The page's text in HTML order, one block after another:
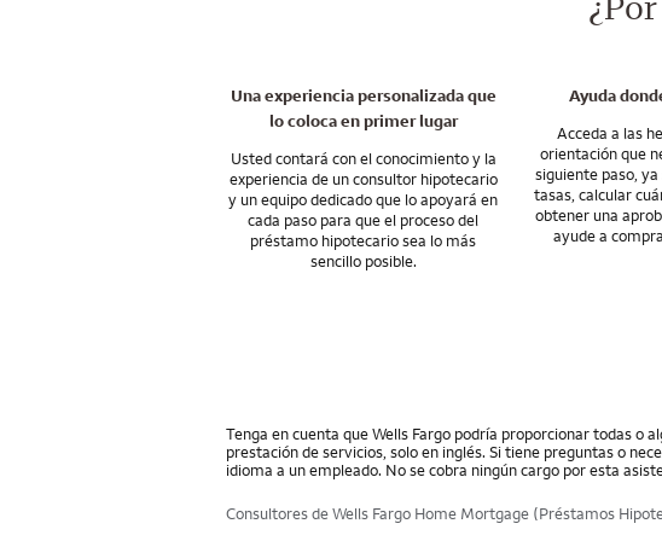
nacional que le ayudará a
Una experiencia personalizada que
lo coloca en primer lugar
Usted contará con el conocimiento y la
experiencia de un consultor hipotecario
y un equipo dedicado que lo apoyará en
cada paso para que el proceso del
préstamo hipotecario sea lo más
sencillo posible.
Ayuda
Acceda a las
orientación que
siguiente paso,
tasas, calcular
obtener una
ayude a
Tenga en cuenta que Wells Fargo podría proporcionar todas o
prestación de servicios, solo en inglés. Si tiene preguntas o
idioma a un empleado. No se cobra ningún cargo por esta
Consultores de Wells Fargo Home Mortgage (Préstamos